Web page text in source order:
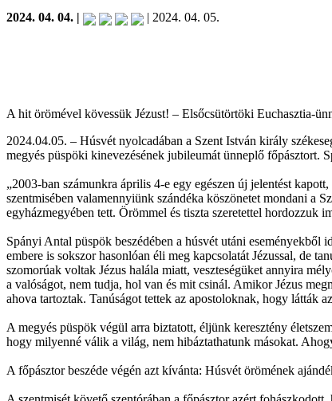
2024. 04. 04. | | 2024. 04. 05.
A hit örömével kövessük Jézust! – Elsőcsütörtöki Euchasztia-
2024.04.05. – Húsvét nyolcadában a Szent István király
megyés püspöki kinevezésének jubileumát ünneplő főpásztort.
„2003-ban számunkra április 4-e egy egészen új jelentést
szentmisében valamennyiünk szándéka köszönetet mondani a
egyházmegyében tett. Örömmel és tiszta szeretettel hordozzuk
Spányi Antal püspök beszédében a húsvét utáni
embere is sokszor hasonlóan éli meg kapcsolatát Jézussal, de
szomorúak voltak Jézus halála miatt, veszteségüket annyira
a valóságot, nem tudja, hol van és mit csinál. Amikor Jézus
ahova tartoztak. Tanúságot tettek az apostoloknak, hogy látták
A megyés püspök végül arra biztatott, éljünk keresztény
hogy milyenné válik a világ, nem hibáztathatunk másokat.
A főpásztor beszéde végén azt kívánta: Húsvét örömének